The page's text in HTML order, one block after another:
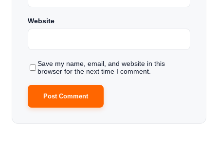
Website
Save my name, email, and website in this
browser for the next time I comment.